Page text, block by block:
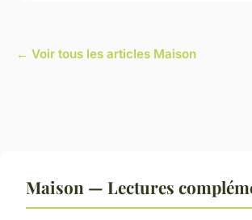
← Voir tous les articles Maison
Maison — Lectures